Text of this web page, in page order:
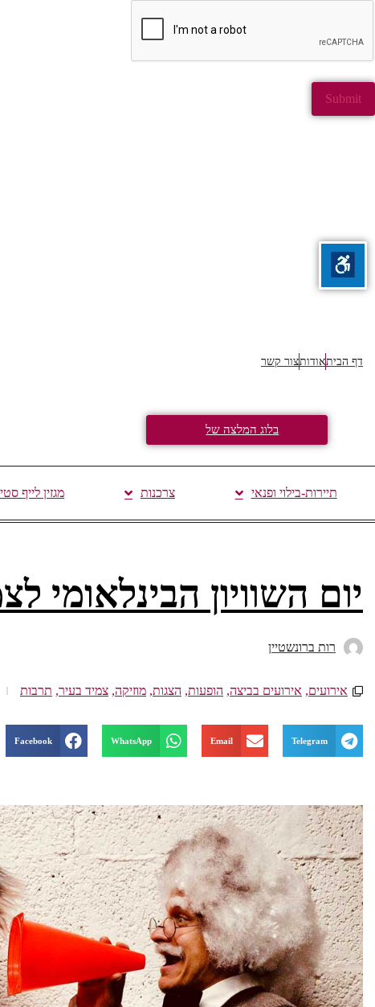
דף הביתאודותצור קשר
בלוג המלצה של
תיירות-בילוי ופנאי צרכנות מגזין לייף
יום השוויון הבינלאומי
רות ברונשטיין
אירועים, אירועים בביצה, הופעות, הצגות, מוזיקה, צמיד בעיר, תרבות
Telegram
Email
WhatsApp
Facebook